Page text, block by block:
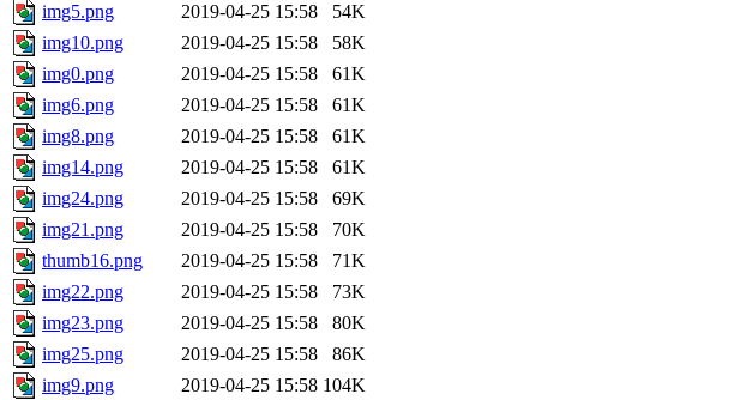
img5.png
2019-04-25 15:58
54K
img10.png
2019-04-25 15:58
58K
img0.png
2019-04-25 15:58
61K
img6.png
2019-04-25 15:58
61K
img8.png
2019-04-25 15:58
61K
img14.png
2019-04-25 15:58
61K
img24.png
2019-04-25 15:58
69K
img21.png
2019-04-25 15:58
70K
thumb16.png
2019-04-25 15:58
71K
img22.png
2019-04-25 15:58
73K
img23.png
2019-04-25 15:58
80K
img25.png
2019-04-25 15:58
86K
img9.png
2019-04-25 15:58 104K